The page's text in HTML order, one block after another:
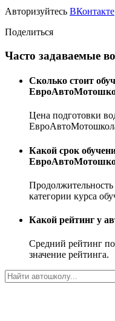
Авторизуйтесь ВКонтакте
Поделиться
Часто задаваемые
Сколько стоит
Цена подготовки
Какой срок
категории курса
Какой рейтинг у
Средний рейтинг
значение рейтинга.